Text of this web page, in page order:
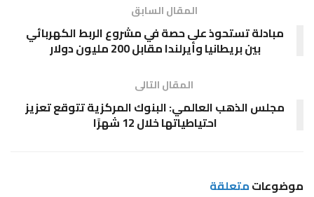
المقال السابق
مبادلة تستحوذ على حصة في مشروع الربط الكهربائي
بين بريطانيا وأيرلندا مقابل 200 مليون دولار
المقال التالى
مجلس الذهب العالمي: البنوك المركزية تتوقع تعزيز
احتياطياتها خلال 12 شهرًا
موضوعاتمتعلقة